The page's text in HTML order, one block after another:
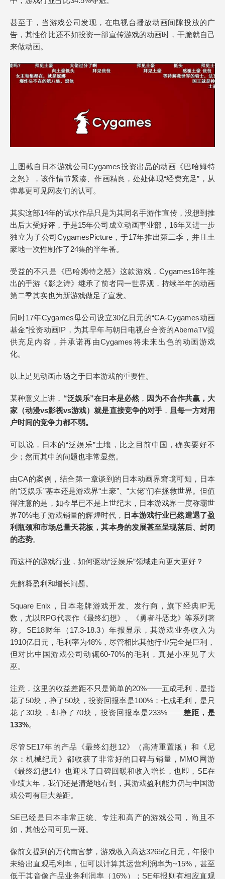
甚至于，当游戏公司发现，在电视台播放动画间隙投放的广
告，其性价比还不如投资一部宣传游戏的动画时，干脆就自己
来做动画。
上图截自日本游戏公司Cygames投资出品的动画《巴哈姆特
之怒》，该作情节紧凑、作画精良，处处体现“经费充足”，从
弹幕更可见网友们的认可。
其实这部14年的试水作品只是为其同名手游作宣传，没想到推
出后大受好评，于是15年公司成立动画事业部，16年又进一步
独立为子公司CygamesPicture，于17年推出第二季，并且土
豪地一次性制作了24集的半年番。
受益的不只是《巴哈姆特之怒》这款游戏，Cygames16年推
出的手游《影之诗》继承了前者同一世界观，持续半年的动画
第二季其实也为新游戏做足了宣发。
同时17年Cygames母公司设立30亿日元的“CA-Cygames动画
基金”投资动画IP，为其早年与朝日电视台合资的AbemaTV提
供充足内容，并承诺再由Cygames将未来出色的动画游戏
化。
以上足见动画市场之于日本游戏的重要性。
某种意义上讲， “泛娱乐”在日本是必然 ， 因为不合作共赢，大
家 （动漫vs影视vs游戏）就是直接竞争的对手， 且每一方对用
户时间的竞争力都不弱。
可以说，日本的“泛娱乐”土壤，比之目前中国，确实要好不
少；然而其中的问题也非常显然。
由CA的案例，结合第一章谈到的日本动画界窘境可知，日本
的“泛娱乐”基本还是游戏界“土豪”、“大佬”们在拯救世界。但值
得注意的是，如今早已不是上世纪末，日本游戏界一度称霸世
界70%电子游戏销量的辉煌时代， 日本游戏行业已然遭遇了盈
利瓶颈和市场总量天花板，其本身的发展甚至呈现落后、封闭
的态势。
而这样的游戏行业，如何驱动“泛娱乐”领域走向更大更好？
先解释盈利和增长问题。
Square Enix，日本老牌游戏开发、发行商，旗下经典IP无
数，尤以RPG代表作《最终幻想》、《勇者斗恶龙》等系列著
称。SE18财年（17.3-18.3）年报显示，其游戏业务收入为
1910亿日元，毛利率为48%，尽管相比其他行业完全是巨利，
但对比中国游戏公司动辄60-70%的毛利，真是小巫见了大
巫。
注意，这里的收益差距不只是简单的20%——五成毛利，是指
花了50块，挣了50块，投资回报率是100%；七成毛利，是只
花了30块，却挣了70块，投资回报率是233%——差距，是
133%。
尽管SE17年的产品《最终幻想12》（高清重置版）和《尼
尔：机械纪元》都收获了非常好的口碑与销量，MMO网游
《最终幻想14》也迎来了口碑回暖和收入增长，也即，SE在
业绩大年，我们还是清楚地看到，其游戏盈利能力仍与中国游
戏公司有巨大差距。
SE已经是日本非常正统、专注和高产的游戏公司，尚且不
如，其他公司可见一斑。
像前文提到的万代南宫梦，游戏收入高达3265亿日元，年报中
未给出直观毛利率，但可以计算其运营利润率为~15%，甚至
低于其音像产品业务利润率（16%）；SE年报则有相应直观